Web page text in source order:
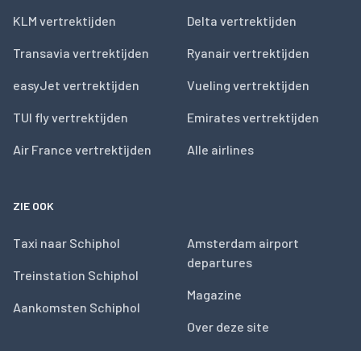
KLM vertrektijden
Transavia vertrektijden
easyJet vertrektijden
TUI fly vertrektijden
Air France vertrektijden
Delta vertrektijden
Ryanair vertrektijden
Vueling vertrektijden
Emirates vertrektijden
Alle airlines
ZIE OOK
Taxi naar Schiphol
Treinstation Schiphol
Aankomsten Schiphol
Amsterdam airport
departures
Magazine
Over deze site